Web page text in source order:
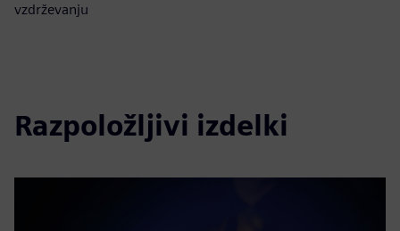
vzdrževanju
Razpoložljivi izdelki